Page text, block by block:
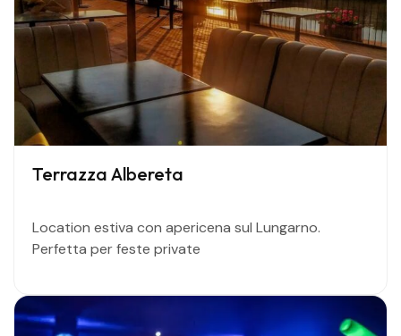
Terrazza Albereta
Location estiva con apericena sul Lungarno.
Perfetta per feste private